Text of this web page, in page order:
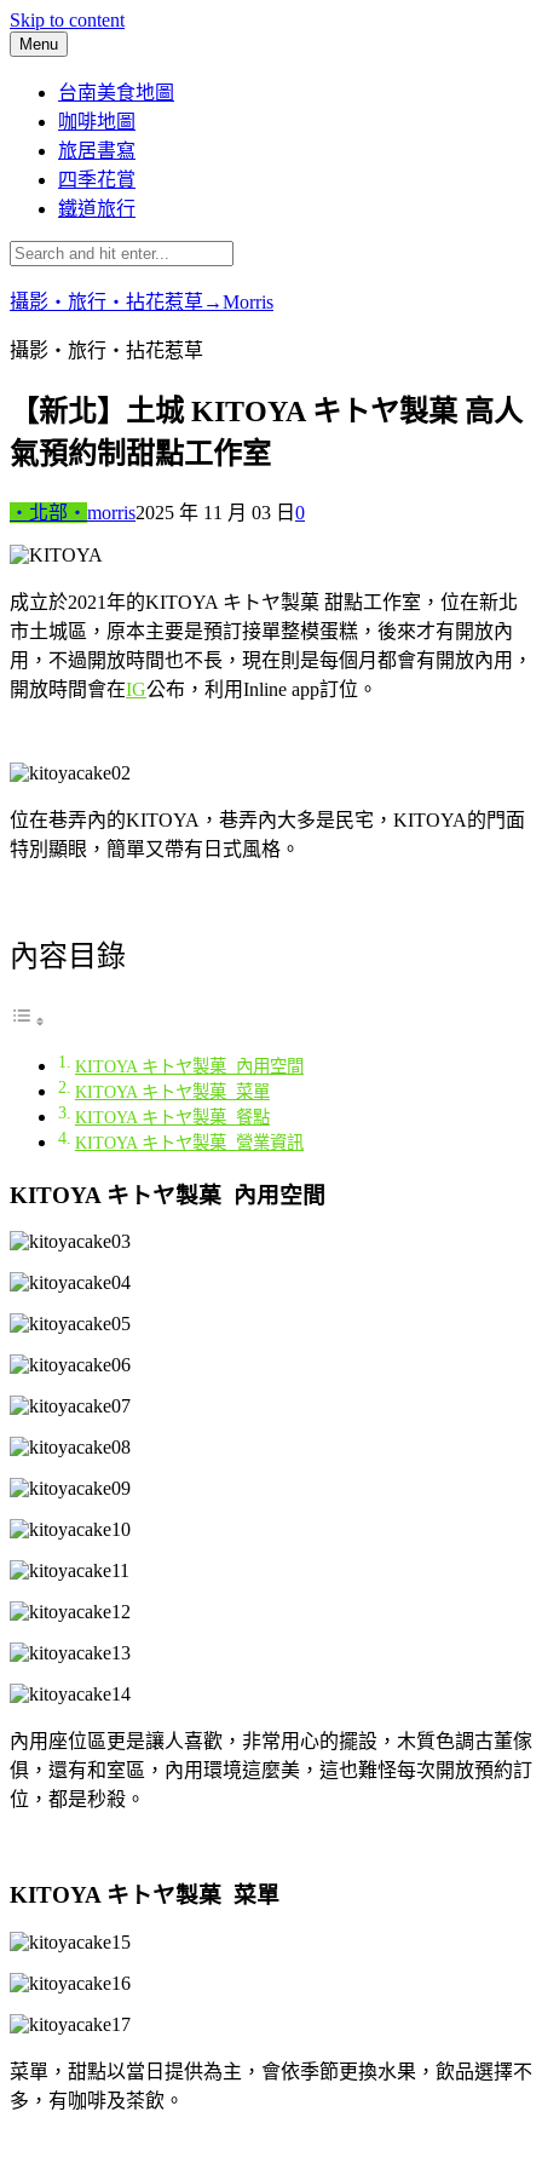
Skip to content
Menu
台南美食地圖
咖啡地圖
旅居書寫
四季花賞
鐵道旅行
攝影‧旅行‧拈花惹草→Morris
攝影‧旅行‧拈花惹草
【新北】土城 KITOYA キトヤ製菓 高人
氣預約制甜點工作室
‧北部‧ morris2025 年 11 月 03 日 0
成立於2021年的KITOYA キトヤ製菓 甜點工作室，位在新北
市土城區，原本主要是預訂接單整模蛋糕，後來才有開放內
用，不過開放時間也不長，現在則是每個月都會有開放內用，
開放時間會在IG公布，利用Inline app訂位。
位在巷弄內的KITOYA，巷弄內大多是民宅，KITOYA的門面
特別顯眼，簡單又帶有日式風格。
內容目錄
KITOYA キトヤ製菓 內用空間
KITOYA キトヤ製菓 菜單
KITOYA キトヤ製菓 餐點
KITOYA キトヤ製菓 營業資訊
KITOYA キトヤ製菓 內用空間
內用座位區更是讓人喜歡，非常用心的擺設，木質色調古董傢
俱，還有和室區，內用環境這麼美，這也難怪每次開放預約訂
位，都是秒殺。
KITOYA キトヤ製菓 菜單
菜單，甜點以當日提供為主，會依季節更換水果，飲品選擇不
多，有咖啡及茶飲。